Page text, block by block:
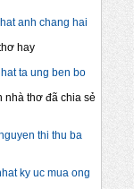
anh chang hai
hay
ta ung ben bo
nhà thơ đã chia sẻ
thi thu ba
ky uc mua ong